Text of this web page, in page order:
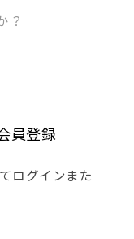
？
員登録
ログインまた